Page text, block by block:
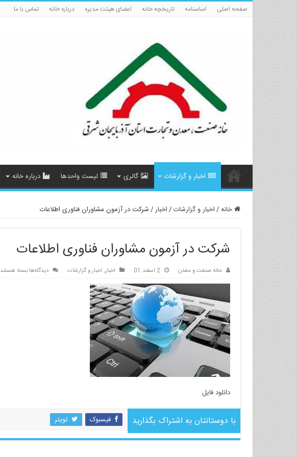
صفحه اصلی اساسنامه تاریخچه خانه اعضای هیئت مدیره درباره خانه تماس با ما
اخبار و گزارشات گالری لیست واحدها درباره خانه
خانه/اخبار و گزارشات/اخبار/شرکت در آزمون مشاوران فناوری اطلاعات
شرکت در آزمون مشاوران فناوری اطلاعات
خانه صنعت و معدن 2 اسفند 01 اخبار, اخبار و گزارشات دیدگاه‌ها برای
بسته هستند
دانلود فایل
با دوستانتان به اشتراک بگذارید فیسبوک تویتر